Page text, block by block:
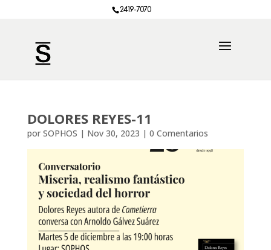
2419-7070
DOLORES REYES-11
por SOPHOS | Nov 30, 2023 | 0 Comentarios